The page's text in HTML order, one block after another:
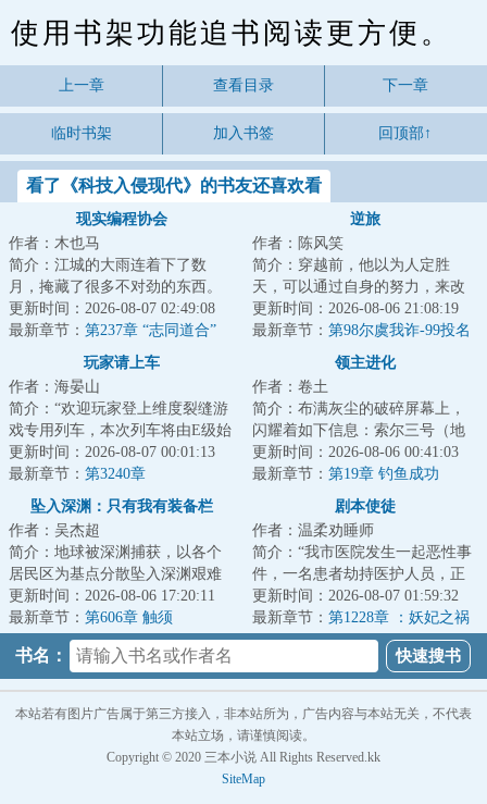
使用书架功能追书阅读更方便。
上一章 查看目录 下一章
临时书架 加入书签 回顶部↑
看了《科技入侵现代》的书友还喜欢看
现实编程协会
作者：木也马
简介：江城的大雨连着下了数
月，掩藏了很多不对劲的东西。
余弦觉得自己病了：身边人陆续
消失，微笑自杀案...
更新时间：2026-08-07 02:49:08
最新章节： 第237章 “志同道合”
逆旅
作者：陈风笑
简介：穿越前，他以为人定胜
天，可以通过自身的努力，来改
变环境和阶层。穿越后才知道，
有些东西天生自带...
更新时间：2026-08-06 21:08:19
最新章节： 第98尔虞我诈-99投名
状（四更一万二求月票）
玩家请上车
作者：海晏山
简介：“欢迎玩家登上维度裂缝游
戏专用列车，本次列车将由E级始
发站开往D级站点，请玩家保证生
命安全有序...
更新时间：2026-08-07 00:01:13
最新章节： 第3240章
领主进化
作者：卷土
简介：布满灰尘的破碎屏幕上，
闪耀着如下信息：索尔三号（地
球）垦殖域曾种植名单如下：三
叶虫：节肢动物...
更新时间：2026-08-06 00:41:03
最新章节： 第19章 钓鱼成功
坠入深渊：只有我有装备栏
作者：吴杰超
简介：地球被深渊捕获，以各个
居民区为基点分散坠入深渊艰难
求生，幸存者一边要面对深渊的
恶劣环境，一边...
更新时间：2026-08-06 17:20:11
最新章节： 第606章 触须
剧本使徒
作者：温柔劝睡师
简介：“我市医院发生一起恶性事
件，一名患者劫持医护人员，正
在与警方对峙......”杨逍关闭电视
机，下一...
更新时间：2026-08-07 01:59:32
最新章节： 第1228章 ：妖妃之祸
书名：
本站若有图片广告属于第三方接入，非本站所为，广告内容与本站无关，不代表
本站立场，请谨慎阅读。
Copyright © 2020 三本小说 All Rights Reserved.kk
SiteMap